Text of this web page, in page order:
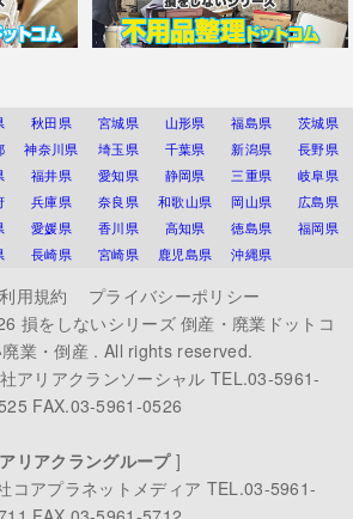
秋田県 宮城県 山形県 福島県
茨城県
神奈川県 埼玉県 千葉県 新潟県
長野県
福井県 愛知県 静岡県 三重県
岐阜県
兵庫県 奈良県 和歌山県 岡山県
広島県
愛媛県 香川県 高知県 徳島県
福岡県
長崎県 宮崎県 鹿児島県 沖縄県
利用規約
プライバシーポリシー
損をしないシリーズ 倒産・廃業ドットコ
業・倒産 . All rights reserved.
アリアクランソーシャル TEL.03-5961-
FAX.03-5961-0526
アリアクラングループ]
コアプラネットメディア TEL.03-5961-